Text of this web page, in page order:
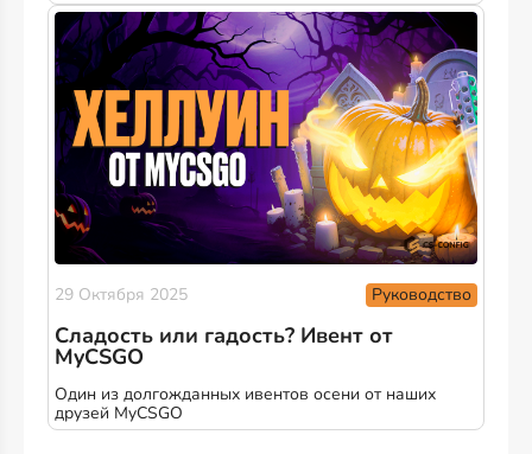
29 Октября 2025 Руководство
Сладость или гадость? Ивент от
MyCSGO
Один из долгожданных ивентов осени от наших
друзей MyCSGO